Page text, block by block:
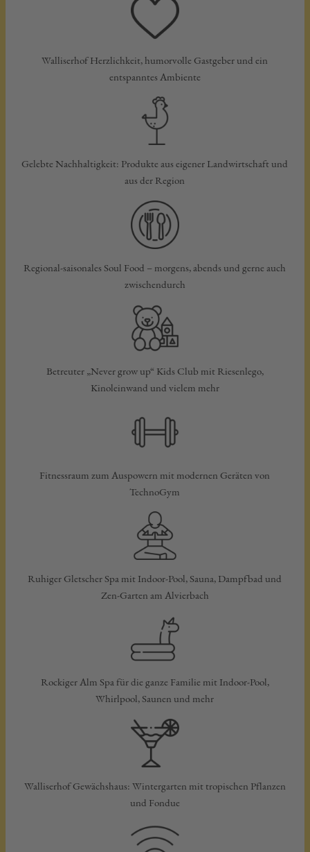
Walliserhof Herzlichkeit, humorvolle Gastgeber und ein
entspanntes Ambiente
Gelebte Nachhaltigkeit: Produkte aus eigener Landwirtschaft und
aus der Region
Regional-saisonales Soul Food – morgens, abends und gerne auch
zwischendurch
Betreuter „Never grow up“ Kids Club mit Riesenlego,
Kinoleinwand und vielem mehr
Fitnessraum zum Auspowern mit modernen Geräten von
TechnoGym
Ruhiger Gletscher Spa mit Indoor-Pool, Sauna, Dampfbad und
Zen-Garten am Alvierbach
Rockiger Alm Spa für die ganze Familie mit Indoor-Pool,
Whirlpool, Saunen und mehr
Walliserhof Gewächshaus: Wintergarten mit tropischen Pflanzen
und Fondue